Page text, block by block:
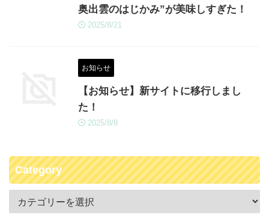
奥出雲のはじかみ”が美味しすぎた！
2025/8/21
お知らせ
【お知らせ】新サイトに移行しまし
た！
2025/8/8
Category